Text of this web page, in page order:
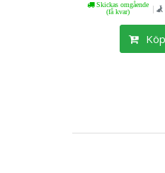
Skickas omgående
(få kvar)
|
Köp